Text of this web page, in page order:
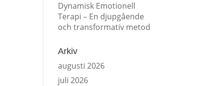
Dynamisk Emotionell
Terapi – En djupgående
och transformativ metod
Arkiv
augusti 2026
juli 2026